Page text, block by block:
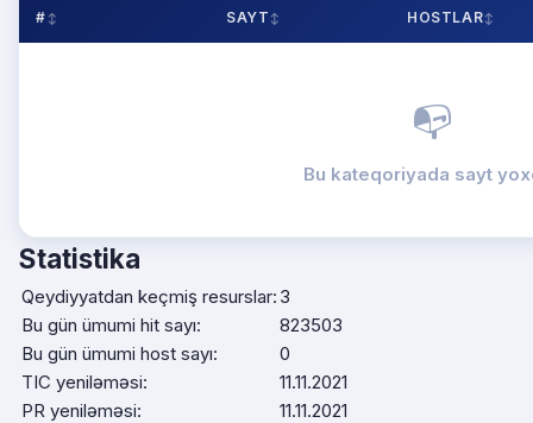
# SAYT HOSTLAR
📭
Bu kateqoriyada sayt
Statistika
Qeydiyyatdan keçmiş resurslar:
Bu gün ümumi hit sayı:
Bu gün ümumi host sayı:
TIC yeniləməsi:
PR yeniləməsi:
3
823503
0
11.11.2021
11.11.2021